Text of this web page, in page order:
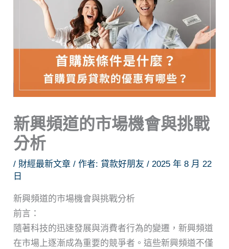
新興頻道的市場機會與挑戰
分析
/ 財經最新文章 / 作者:貸款好朋友/2025 年 8 月 22
日
新興頻道的市場機會與挑戰分析
前言：
隨著科技的迅速發展與消費者行為的變遷，新興頻道
在市場上逐漸成為重要的競爭者。這些新興頻道不僅